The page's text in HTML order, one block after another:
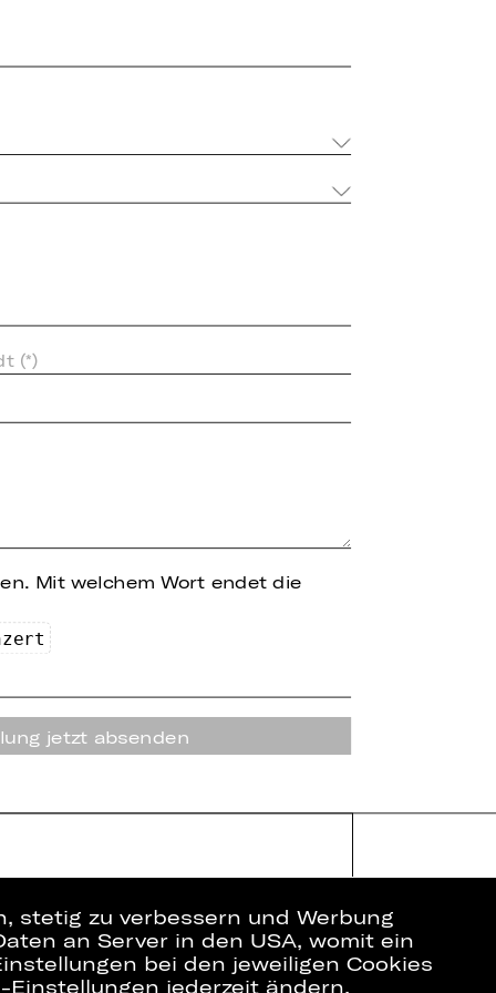
Mit welchem Wort endet die
zert
jetzt absenden
stetig zu verbessern und Werbung
an Server in den USA, womit ein
bei den jeweiligen Cookies
jederzeit ändern.